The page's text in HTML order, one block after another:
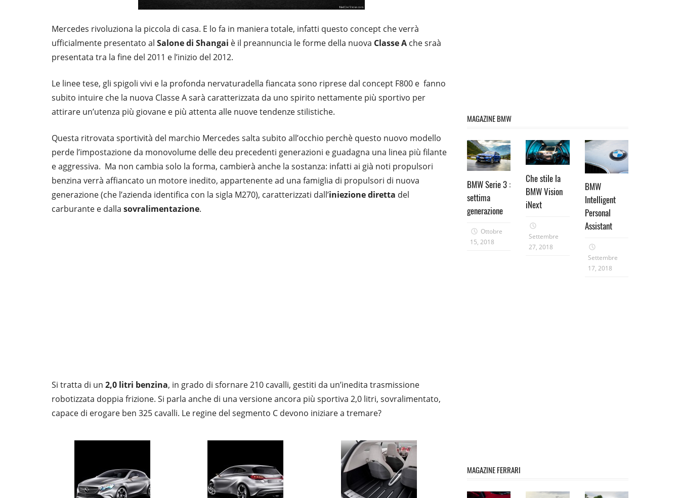
Mercedes rivoluziona la piccola di casa. E lo fa in maniera totale, infatti questo concept che verrà
ufficialmente presentato al Salone di Shangai è il preannuncia le forme della nuova Classe A che sraà
presentata tra la fine del 2011 e l’inizio del 2012.
Le linee tese, gli spigoli vivi e la profonda nervaturadella fiancata sono riprese dal concept F800 e fanno
subito intuire che la nuova Classe A sarà caratterizzata da uno spirito nettamente più sportivo per
attirare un’utenza più giovane e più attenta alle nuove tendenze stilistiche.
Questa ritrovata sportività del marchio Mercedes salta subito all’occhio perchè questo nuovo modello
perde l’impostazione da monovolume delle deu precedenti generazioni e guadagna una linea più filante
e aggressiva. Ma non cambia solo la forma, cambierà anche la sostanza: infatti ai già noti propulsori
benzina verrà affiancato un motore inedito, appartenente ad una famiglia di propulsori di nuova
generazione (che l’azienda identifica con la sigla M270), caratterizzati dall’iniezione diretta del
carburante e dalla sovralimentazione.
Si tratta di un 2,0 litri benzina, in grado di sfornare 210 cavalli, gestiti da un’inedita trasmissione
robotizzata doppia frizione. Si parla anche di una versione ancora più sportiva 2,0 litri, sovralimentato,
capace di erogare ben 325 cavalli. Le regine del segmento C devono iniziare a tremare?
MAGAZINE BMW
BMW Serie 3 :
settima
generazione
Ottobre
15, 2018
Che stile la
BMW Vision
iNext
Settembre
27, 2018
BMW
Intelligent
Personal
Assistant
Settembre
17, 2018
MAGAZINE FERRARI